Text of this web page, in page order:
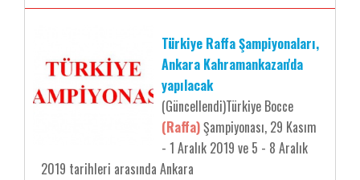
Türkiye Raffa Şampiyonaları,
Ankara Kahramankazan'da
yapılacak
(Güncellendi)Türkiye Bocce
(Raffa)Şampiyonası, 29 Kasım
- 1 Aralık 2019 ve 5 - 8 Aralık
2019 tarihleri arasında Ankara